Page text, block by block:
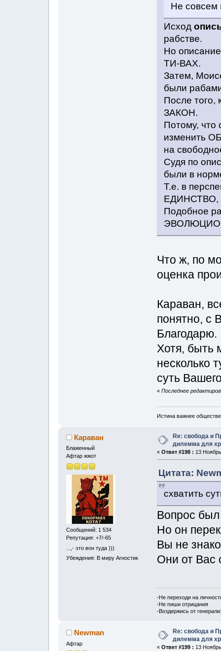
Не совсем
Исход
рабстве.
Но
ТИ-ВАХ.
Затем,
были
После того,
ЗАКОН.
Потому, что
изменить
на
Судя по
были в
Т.е. в
ЕДИНСТВО,
Подобное
Что ж, по
оценка
Караван,
понятно, с
Благодарю.
Хотя, быть
несколько
суть
« Последнее
Истина важнее
Караван
Блаженный
Афтар жжот
Сообщений: 1 534
Репутация: +7/-65
...,- это вон туда )))
Убеждения: В миру Агностик
Re: свобода и
дилемма для
« Ответ #198 : 13
Цитата:
схватить
Вопрос
Но он
Вы не
Они от Вас
-Не переходи на
-Не пиши отрицания
-Воздержись от
Newman
Афтар
Re: свобода и
дилемма для
« Ответ #199 : 13